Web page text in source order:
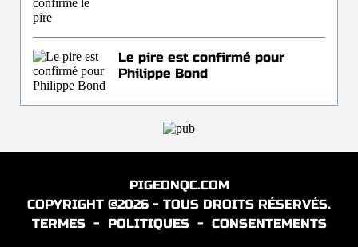
Le pire est confirmé pour
Philippe Bond
PIGEONQC.COM
COPYRIGHT @2026 - TOUS DROITS RÉSERVÉS.
TERMES- POLITIQUES- CONSENTEMENTS